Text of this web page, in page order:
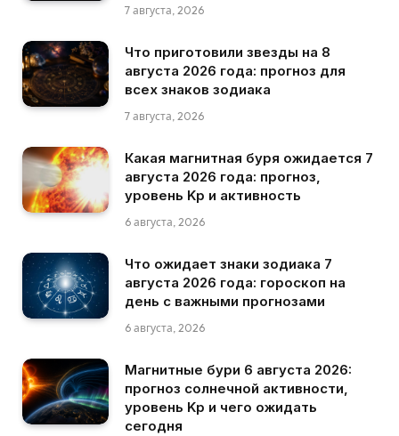
7 августа, 2026
Что приготовили звезды на 8
августа 2026 года: прогноз для
всех знаков зодиака
7 августа, 2026
Какая магнитная буря ожидается 7
августа 2026 года: прогноз,
уровень Kp и активность
6 августа, 2026
Что ожидает знаки зодиака 7
августа 2026 года: гороскоп на
день с важными прогнозами
6 августа, 2026
Магнитные бури 6 августа 2026:
прогноз солнечной активности,
уровень Kp и чего ожидать
сегодня